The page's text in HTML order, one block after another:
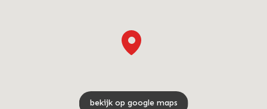
bekijk op google maps